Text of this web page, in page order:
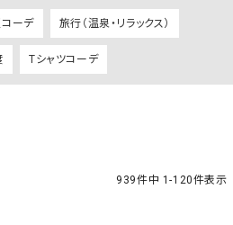
ース・チュニック
ット・オーバーオール
ット・アウター
08mab(ゼロハチマブ)
1%（イチ パーセント）
1 metre carre（アンメートルキャレ ）
ーデ 旅行（温泉・リラックス）
Tシャツコーデ
939件中 1-120件表示